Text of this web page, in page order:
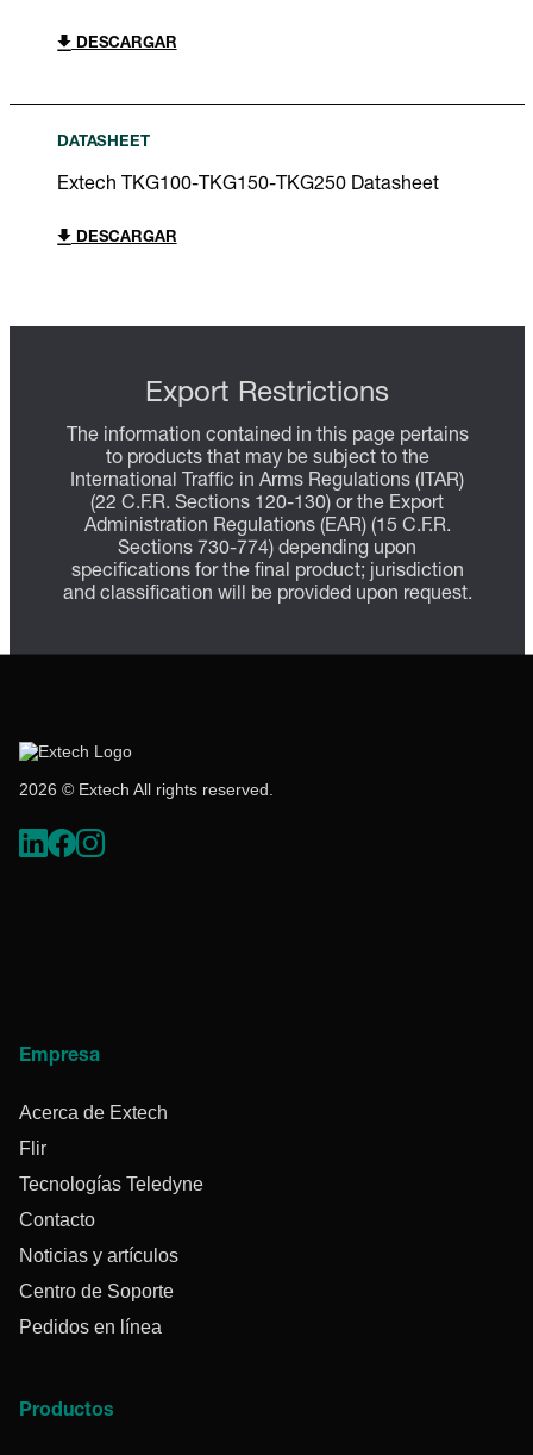
DESCARGAR
DATASHEET
Extech TKG100-TKG150-TKG250 Datasheet
DESCARGAR
Export Restrictions
The information contained in this page pertains
to products that may be subject to the
International Traffic in Arms Regulations (ITAR)
(22 C.F.R. Sections 120-130) or the Export
Administration Regulations (EAR) (15 C.F.R.
Sections 730-774) depending upon
specifications for the final product; jurisdiction
and classification will be provided upon request.
2026 © Extech All rights reserved.
Empresa
Acerca de Extech
Flir
Tecnologías Teledyne
Contacto
Noticias y artículos
Centro de Soporte
Pedidos en línea
Productos